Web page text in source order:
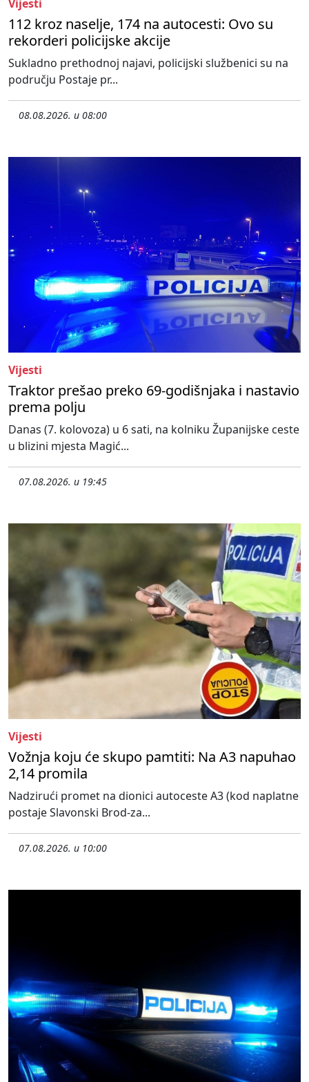
Vijesti
112 kroz naselje, 174 na autocesti: Ovo su
rekorderi policijske akcije
Sukladno prethodnoj najavi, policijski službenici su na
području Postaje pr...
08.08.2026. u 08:00
Vijesti
Traktor prešao preko 69-godišnjaka i nastavio
prema polju
Danas (7. kolovoza) u 6 sati, na kolniku Županijske ceste
u blizini mjesta Magić...
07.08.2026. u 19:45
Vijesti
Vožnja koju će skupo pamtiti: Na A3 napuhao
2,14 promila
Nadzirući promet na dionici autoceste A3 (kod naplatne
postaje Slavonski Brod-za...
07.08.2026. u 10:00